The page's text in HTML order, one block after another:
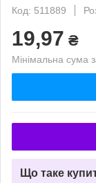
Код: 511889
19,97 ₴
Мінімальна сума
Що таке